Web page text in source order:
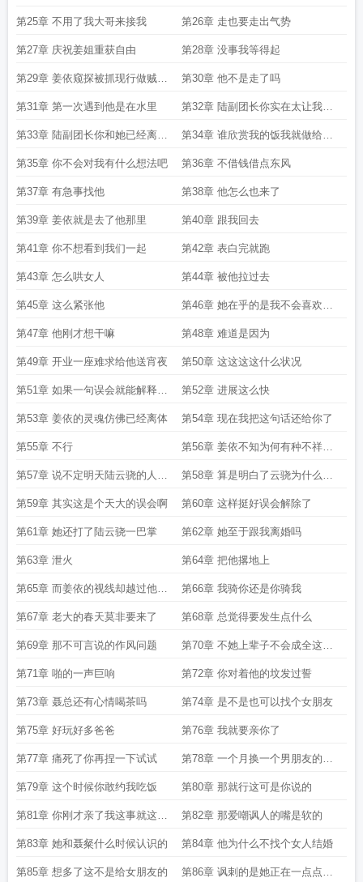
第25章 不用了我大哥来接我 第26章 走也要走出气势
第27章 庆祝姜姐重获自由 第28章 没事我等得起
第29章 姜依窥探被抓现行做贼心
虚似的
第30章 他不是走了吗
第31章 第一次遇到他是在水里 第32章 陆副团长你实在太让我失
望
第33章 陆副团长你和她已经离婚
了
第34章 谁欣赏我的饭我就做给谁
吃
第35章 你不会对我有什么想法吧 第36章 不借钱借点东风
第37章 有急事找他 第38章 他怎么也来了
第39章 姜依就是去了他那里 第40章 跟我回去
第41章 你不想看到我们一起 第42章 表白完就跑
第43章 怎么哄女人 第44章 被他拉过去
第45章 这么紧张他 第46章 她在乎的是我不会喜欢别
人
第47章 他刚才想干嘛 第48章 难道是因为
第49章 开业一座难求给他送宵夜 第50章 这这这这什么状况
第51章 如果一句误会就能解释那
她孤寂的三十年算什么
第52章 进展这么快
第53章 姜依的灵魂仿佛已经离体 第54章 现在我把这句话还给你了
第55章 不行 第56章 姜依不知为何有种不祥的
预感
第57章 说不定明天陆云骁的人参
就不存在了
第58章 算是明白了云骁为什么会
离婚
第59章 其实这是个天大的误会啊 第60章 这样挺好误会解除了
第61章 她还打了陆云骁一巴掌 第62章 她至于跟我离婚吗
第63章 泄火 第64章 把他撂地上
第65章 而姜依的视线却越过他看
清另一道人影
第66章 我骑你还是你骑我
第67章 老大的春天莫非要来了 第68章 总觉得要发生点什么
第69章 那不可言说的作风问题 第70章 不她上辈子不会成全这辈
子
第71章 啪的一声巨响 第72章 你对着他的坟发过誓
第73章 聂总还有心情喝茶吗 第74章 是不是也可以找个女朋友
第75章 好玩好多爸爸 第76章 我就要亲你了
第77章 痛死了你再捏一下试试 第78章 一个月换一个男朋友的想
法有可能实现啊
第79章 这个时候你敢约我吃饭 第80章 那就行这可是你说的
第81章 你刚才亲了我这事就这么
算了
第82章 那爱嘲讽人的嘴是软的
第83章 她和聂粲什么时候认识的 第84章 他为什么不找个女人结婚
第85章 想多了这不是给女朋友的 第86章 讽刺的是她正在一点点忘